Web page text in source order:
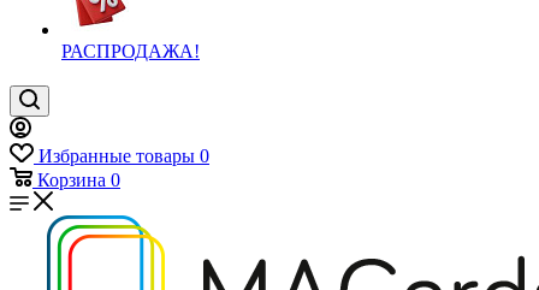
РАСПРОДАЖА!
Избранные товары 0
Корзина 0